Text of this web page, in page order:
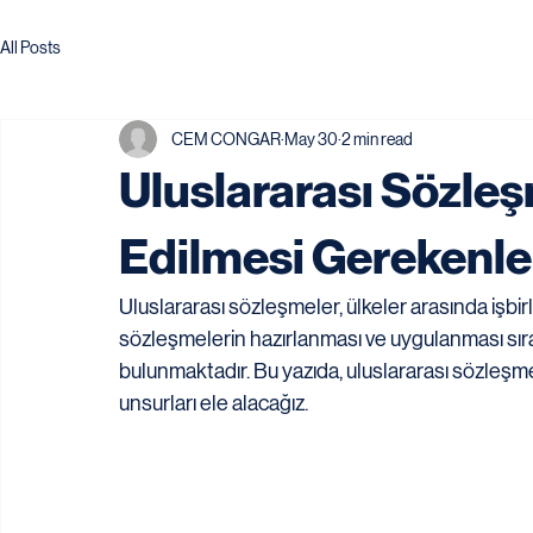
All Posts
Uluslararası
Edilmesi
CEM CONGAR May 30 2 min read
Uluslararası sözleşmeler, ülkeler arasında
sözleşmelerin hazırlanması ve uygulanması
bulunmaktadır. Bu yazıda, uluslararası
unsurları ele alacağız.